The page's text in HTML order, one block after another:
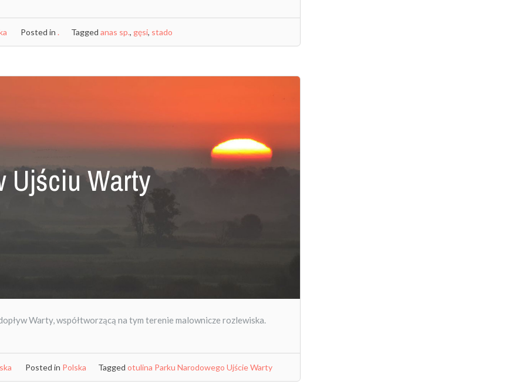
Posted in . Tagged anas sp., gęsi, stado
Ujściu Warty
Warty, współtworzącą na tym terenie malownicze rozlewiska.
Posted in Polska Tagged otulina Parku Narodowego Ujście Warty